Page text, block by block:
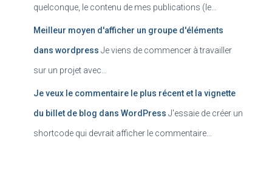
quelconque, le contenu de mes publications (le…
Meilleur moyen d'afficher un groupe d'éléments
dans wordpress Je viens de commencer à travailler
sur un projet avec…
Je veux le commentaire le plus récent et la vignette
du billet de blog dans WordPress J'essaie de créer un
shortcode qui devrait afficher le commentaire…